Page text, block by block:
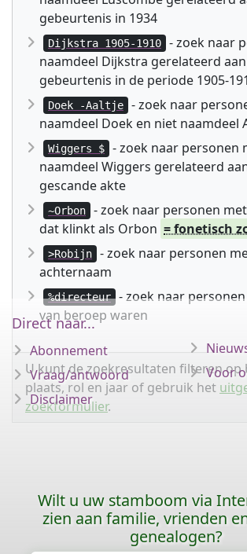
gebeurtenis in 1934
Dijkstra 1905-1910
- zoek naar
naamdeel Dijkstra gerelateerd
gebeurtenis in de periode 1905-
Doek -Aaltje
- zoek naar
naamdeel Doek en niet naamdeel
Wiggers $
- zoek naar personen
naamdeel Wiggers gerelateerd
gescande akte
~Orbon
- zoek naar personen
dat klinkt als Orbon = fonetisch
>Robijn
- zoek naar personen
achternaam
%directeur
- zoek naar
van beroep waren
U kunt de zoekresultaten filteren op
plaats, rol en jaar of gebruik het
zoekformulier.
Direct naar...
Abonnement
Vraag/antwoord
Disclaimer
Voor
Wilt u uw stamboom via
zien aan familie, vrienden
genealogen?